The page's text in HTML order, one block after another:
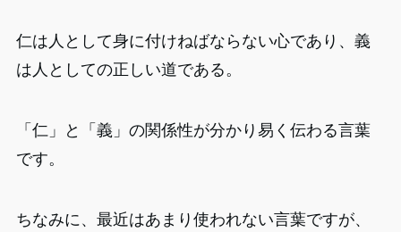
仁は人として身に付けねばならない心であり、義
は人としての正しい道である。
「仁」と「義」の関係性が分かり易く伝わる言葉
です。
ちなみに、最近はあまり使われない言葉ですが、